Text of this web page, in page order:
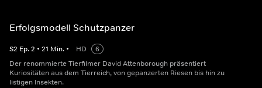
Erfolgsmodell Schutzpanzer
S2 Ep.2 • 21 Min. • HD
6
Der renommierte Tierfilmer David Attenborough präsentiert
Kuriositäten aus dem Tierreich, von gepanzerten Riesen bis hin zu
listigen Insekten.